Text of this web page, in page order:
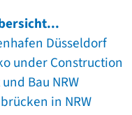
Düsseldorf
under Construction
Bau NRW
in NRW